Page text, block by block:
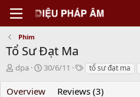
Phim
Tổ Sư Đạt Ma
N
ư
dpa
C
e
30/6/11
T
g
tổ sư đạt ma
Overview Reviews (3)